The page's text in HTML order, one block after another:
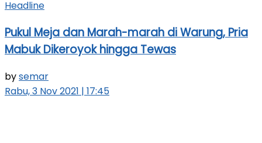
Headline
Pukul Meja dan Marah-marah di Warung, Pria
Mabuk Dikeroyok hingga Tewas
bysemar
Rabu, 3 Nov 2021 | 17:45